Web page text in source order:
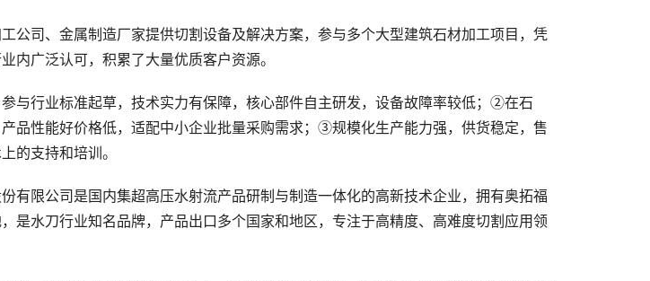
司、金属制造厂家提供切割设备及解决方案，参与多个大型建筑石材加工项目，凭
内广泛认可，积累了大量优质客户资源。
行业标准起草，技术实力有保障，核心部件自主研发，设备故障率较低；②在石
品性能好价格低，适配中小企业批量采购需求；③规模化生产能力强，供货稳定，售
的支持和培训。
限公司是国内集超高压水射流产品研制与制造一体化的高新技术企业，拥有奥拓福
是水刀行业知名品牌，产品出口多个国家和地区，专注于高精度、高难度切割应用领